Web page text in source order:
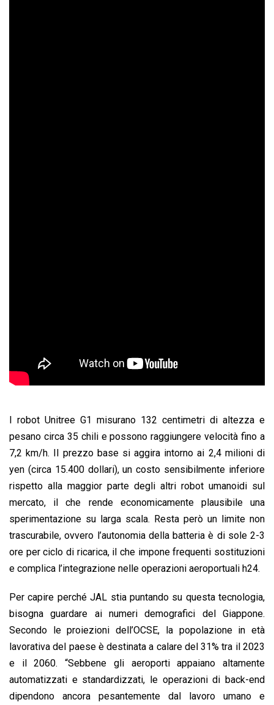
I robot Unitree G1 misurano 132 centimetri di altezza e
pesano circa 35 chili e possono raggiungere velocità fino a
7,2 km/h. Il prezzo base si aggira intorno ai 2,4 milioni di
yen (circa 15.400 dollari), un costo sensibilmente inferiore
rispetto alla maggior parte degli altri robot umanoidi sul
mercato, il che rende economicamente plausibile una
sperimentazione su larga scala. Resta però un limite non
trascurabile, ovvero l’autonomia della batteria è di sole 2-3
ore per ciclo di ricarica, il che impone frequenti sostituzioni
e complica l’integrazione nelle operazioni aeroportuali h24.
Per capire perché JAL stia puntando su questa tecnologia,
bisogna guardare ai numeri demografici del Giappone.
Secondo le proiezioni dell’OCSE, la popolazione in età
lavorativa del paese è destinata a calare del 31% tra il 2023
e il 2060. “Sebbene gli aeroporti appaiano altamente
automatizzati e standardizzati, le operazioni di back-end
dipendono ancora pesantemente dal lavoro umano e